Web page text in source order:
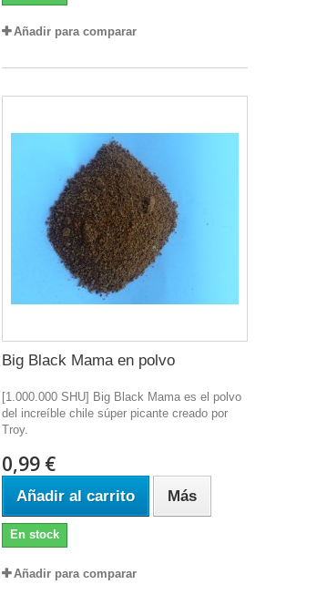
Añadir para comparar
Big Black Mama en polvo
[1.000.000 SHU] Big Black Mama es el polvo
del increíble chile súper picante creado por
Troy.
0,99 €
Añadir al carrito Más
En stock
Añadir para comparar